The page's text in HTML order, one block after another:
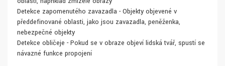
Detekce zapomenutého zavazadla - Objekty objevené v
předdefinované oblasti, jako jsou zavazadla, peněženka,
nebezpečné objekty
Detekce obličeje - Pokud se v obraze objeví lidská tvář, spustí se
návazné funkce propojení